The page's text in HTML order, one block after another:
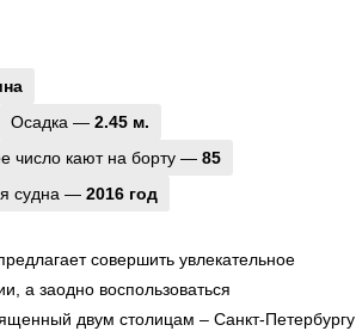
Осадка — 2.45 м.
число кают на борту — 85
судна — 2016 год
совершить увлекательное
а заодно воспользоваться
двум столицам – Санкт-Петербургу